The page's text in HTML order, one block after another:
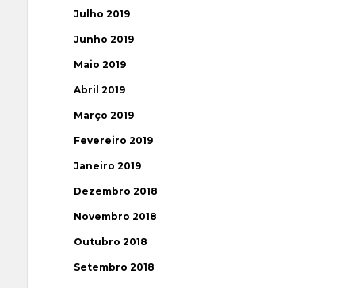
Julho 2019
Junho 2019
Maio 2019
Abril 2019
Março 2019
Fevereiro 2019
Janeiro 2019
Dezembro 2018
Novembro 2018
Outubro 2018
Setembro 2018